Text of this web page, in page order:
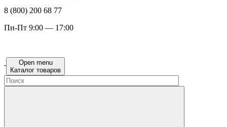
8 (800) 200 68 77
Пн-Пт 9:00 — 17:00
Open menu
Каталог товаров